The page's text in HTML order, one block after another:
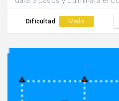
Dificultad Media